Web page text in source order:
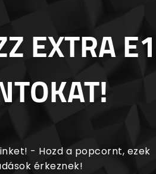
EXTRA E1
- Hozd a popcornt, ezek
érkeznek!